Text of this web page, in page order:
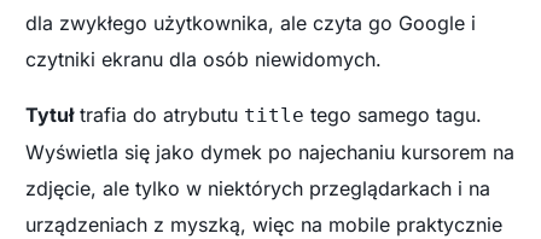
dla zwykłego użytkownika, ale czyta go Google i
czytniki ekranu dla osób niewidomych.
Tytułtrafia do atrybutu title tego samego tagu.
Wyświetla się jako dymek po najechaniu kursorem na
zdjęcie, ale tylko w niektórych przeglądarkach i na
urządzeniach z myszką, więc na mobile praktycznie